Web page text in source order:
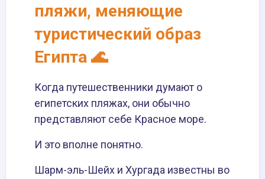
пляжи, меняющие
туристический образ
Египта 🌊
Когда путешественники думают о
египетских пляжах, они обычно
представляют себе Красное море.
И это вполне понятно.
Шарм-эль-Шейх и Хургада известны во